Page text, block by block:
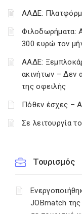
ΑΑΔΕ:
Φιλοδωρήματα:
300 ευρώ τον
ΑΑΔΕ:
ακινήτων – Δεν
της οφειλής
Πόθεν έσχες –
Σε λειτουργία
Τουρισμός
JOBmatch